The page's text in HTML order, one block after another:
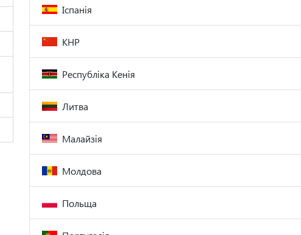
Іспанія
КНР
Республіка Кенія
Литва
Малайзія
Молдова
Польща